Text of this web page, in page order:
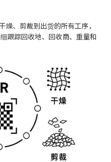
燥、剪裁到出货的所有工序，
跟踪回收地、回收商、重量和